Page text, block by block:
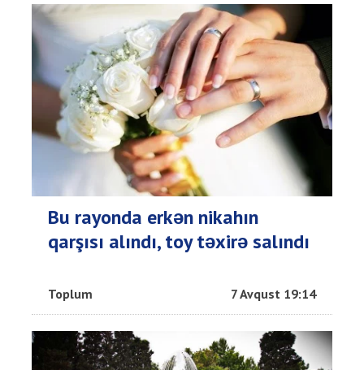
Bu rayonda erkən nikahın
qarşısı alındı, toy təxirə salındı
Toplum 7 Avqust 19:14